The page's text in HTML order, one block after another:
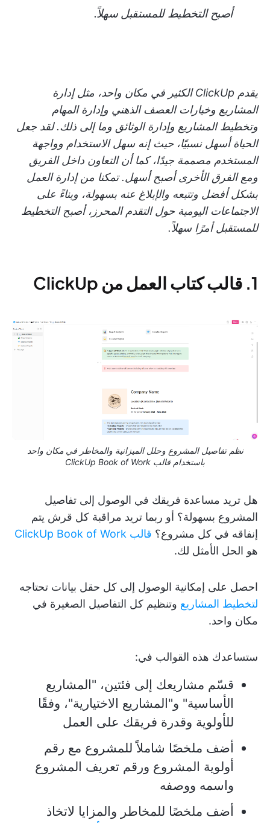
أصبح التخطيط للمستقبل سهلاً.
يقدم ClickUp الكثير في مكان واحد، مثل إدارة
المشاريع وخيارات العصف الذهني وإدارة المهام
وتخطيط المشاريع وإدارة الوثائق وما إلى ذلك. لقد جعل
الحياة أسهل نسبيًا، حيث إنه سهل الاستخدام وواجهة
المستخدم مصممة جيدًا، كما أن التعاون داخل الفريق
ومع الفرق الأخرى أصبح أسهل. تمكنا من إدارة العمل
بشكل أفضل وتتبعه والإبلاغ عنه بسهولة، وبناءً على
الاجتماعات اليومية حول التقدم المحرز، أصبح التخطيط
للمستقبل أمرًا سهلاً.
1. قالب كتاب العمل من ClickUp
نظم تفاصيل المشروع وحلل الميزانية والمخاطر في مكان واحد
باستخدام قالب ClickUp Book of Work
هل تريد مساعدة فريقك في الوصول إلى تفاصيل
المشروع بسهولة؟ أو ربما تريد مراقبة كل قرش يتم
إنفاقه في كل مشروع؟ قالب ClickUp Book of Work
هو الحل الأمثل لك.
احصل على إمكانية الوصول إلى كل حقل بيانات تحتاجه
لتخطيط المشاريع وتنظيم كل التفاصيل الصغيرة في
مكان واحد.
ستساعدك هذه القوالب في:
قسّم مشاريعك إلى فئتين، "المشاريع
الأساسية" و"المشاريع الاختيارية"، وفقًا
للأولوية وقدرة فريقك على العمل
أضف ملخصًا شاملاً للمشروع مع رقم
أولوية المشروع ورقم تعريف المشروع
واسمه ووصفه
أضف ملخصًا للمخاطر والمزايا لاتخاذ